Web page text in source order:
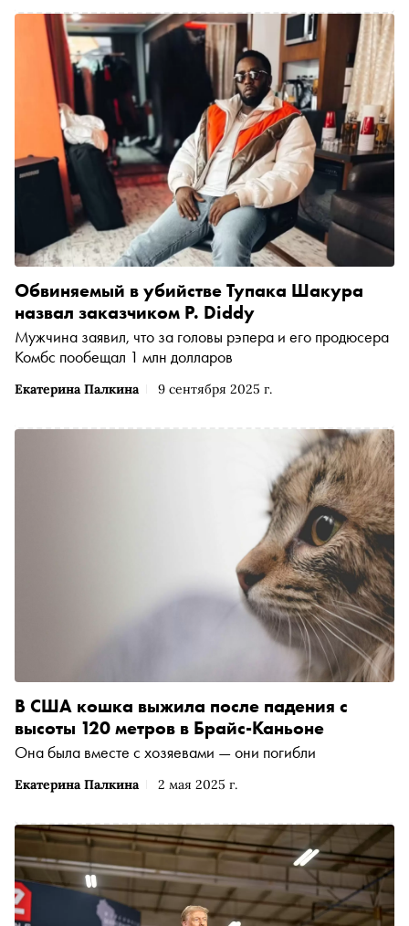
Екатерина Палкина 9 сентября 2025 г.
Обвиняемый в убийстве Тупака Шакура
назвал заказчиком P. Diddy
Мужчина заявил, что за головы рэпера и его продюсера
Комбс пообещал 1 млн долларов
Екатерина Палкина 2 мая 2025 г.
В США кошка выжила после падения с
высоты 120 метров в Брайс-Каньоне
Она была вместе с хозяевами — они погибли